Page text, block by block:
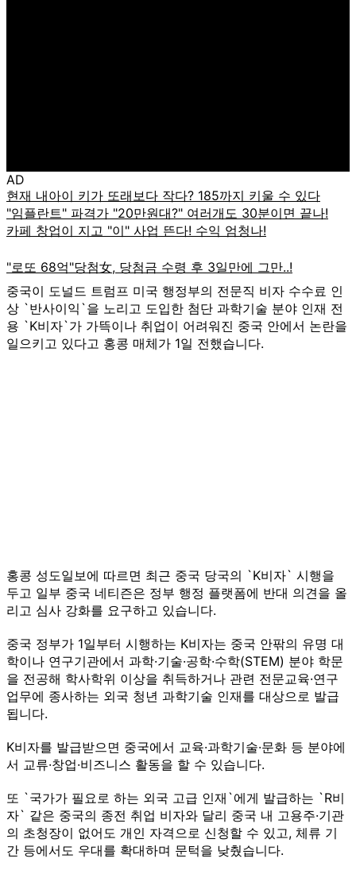
AD
중국이 도널드 트럼프 미국 행정부의 전문직 비자 수수료 인
상 `반사이익`을 노리고 도입한 첨단 과학기술 분야 인재 전
용 `K비자`가 가뜩이나 취업이 어려워진 중국 안에서 논란을
일으키고 있다고 홍콩 매체가 1일 전했습니다.
홍콩 성도일보에 따르면 최근 중국 당국의 `K비자` 시행을
두고 일부 중국 네티즌은 정부 행정 플랫폼에 반대 의견을 올
리고 심사 강화를 요구하고 있습니다.
중국 정부가 1일부터 시행하는 K비자는 중국 안팎의 유명 대
학이나 연구기관에서 과학·기술·공학·수학(STEM) 분야 학문
을 전공해 학사학위 이상을 취득하거나 관련 전문교육·연구
업무에 종사하는 외국 청년 과학기술 인재를 대상으로 발급
됩니다.
K비자를 발급받으면 중국에서 교육·과학기술·문화 등 분야에
서 교류·창업·비즈니스 활동을 할 수 있습니다.
또 `국가가 필요로 하는 외국 고급 인재`에게 발급하는 `R비
자` 같은 중국의 종전 취업 비자와 달리 중국 내 고용주·기관
의 초청장이 없어도 개인 자격으로 신청할 수 있고, 체류 기
간 등에서도 우대를 확대하며 문턱을 낮췄습니다.